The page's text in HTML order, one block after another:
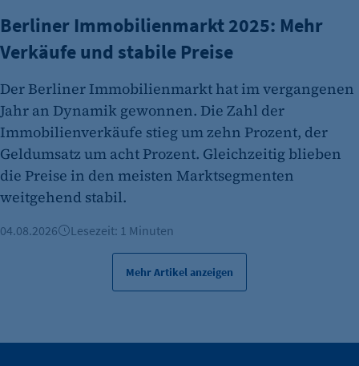
Berliner Immobilienmarkt 2025: Mehr
Verkäufe und stabile Preise
Der Berliner Immobilienmarkt hat im vergangenen
Jahr an Dynamik gewonnen. Die Zahl der
Immobilienverkäufe stieg um zehn Prozent, der
Geldumsatz um acht Prozent. Gleichzeitig blieben
die Preise in den meisten Marktsegmenten
weitgehend stabil.
04.08.2026 Lesezeit: 1 Minuten
Mehr Artikel anzeigen